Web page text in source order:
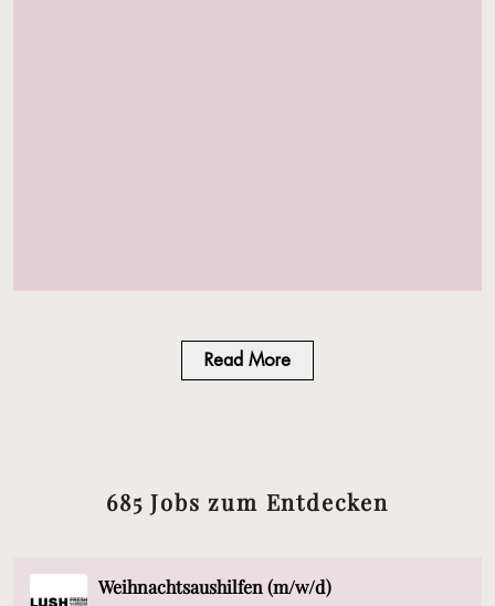
Read More
685 Jobs zum Entdecken
Weihnachtsaushilfen (m/w/d)